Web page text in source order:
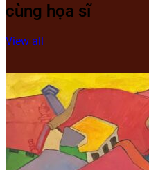
cùng họa sĩ
View all